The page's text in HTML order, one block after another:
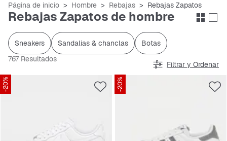
Página de inicio Hombre Rebajas Rebajas Zapatos
Rebajas Zapatos de hombre
Sneakers Sandalias & chanclas
Botas
767 Resultados
Filtrar y Ordenar
-20% -20%